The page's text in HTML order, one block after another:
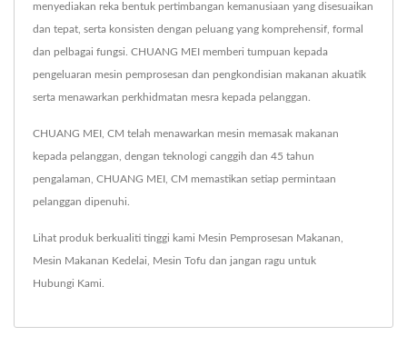
menyediakan reka bentuk pertimbangan kemanusiaan yang disesuaikan
dan tepat, serta konsisten dengan peluang yang komprehensif, formal
dan pelbagai fungsi. CHUANG MEI memberi tumpuan kepada
pengeluaran mesin pemprosesan dan pengkondisian makanan akuatik
serta menawarkan perkhidmatan mesra kepada pelanggan.
CHUANG MEI, CM telah menawarkan mesin memasak makanan
kepada pelanggan, dengan teknologi canggih dan 45 tahun
pengalaman, CHUANG MEI, CM memastikan setiap permintaan
pelanggan dipenuhi.
Lihat produk berkualiti tinggi kami Mesin Pemprosesan Makanan
Mesin Makanan Kedelai Mesin Tofu dan jangan ragu untuk
Hubungi Kami